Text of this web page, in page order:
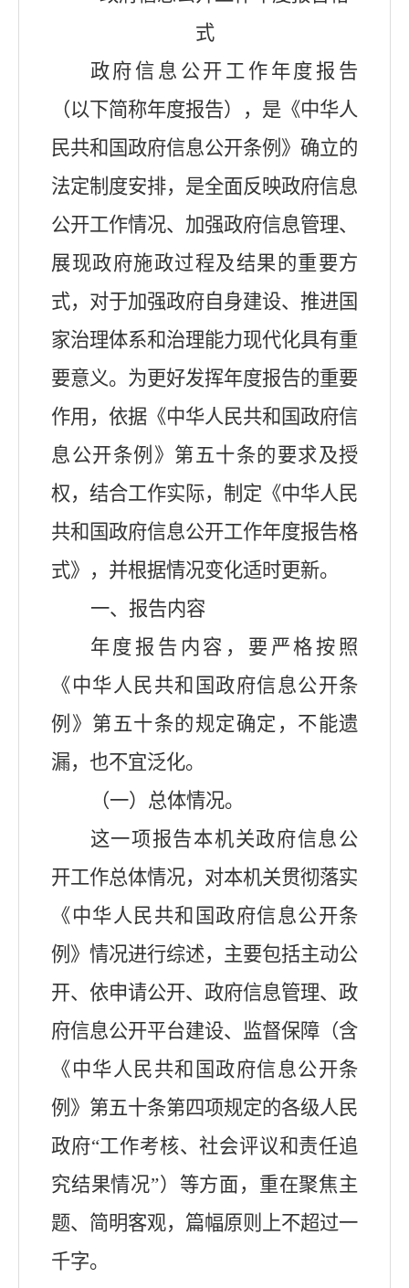
式
政府信息公开工作年度报告
（以下简称年度报告），是《中华人
民共和国政府信息公开条例》确立的
法定制度安排，是全面反映政府信息
公开工作情况、加强政府信息管理、
展现政府施政过程及结果的重要方
式，对于加强政府自身建设、推进国
家治理体系和治理能力现代化具有重
要意义。为更好发挥年度报告的重要
作用，依据《中华人民共和国政府信
息公开条例》第五十条的要求及授
权，结合工作实际，制定《中华人民
共和国政府信息公开工作年度报告格
式》，并根据情况变化适时更新。
一、报告内容
年度报告内容，要严格按照
《中华人民共和国政府信息公开条
例》第五十条的规定确定，不能遗
漏，也不宜泛化。
（一）总体情况。
这一项报告本机关政府信息公
开工作总体情况，对本机关贯彻落实
《中华人民共和国政府信息公开条
例》情况进行综述，主要包括主动公
开、依申请公开、政府信息管理、政
府信息公开平台建设、监督保障（含
《中华人民共和国政府信息公开条
例》第五十条第四项规定的各级人民
政府“工作考核、社会评议和责任追
究结果情况”）等方面，重在聚焦主
题、简明客观，篇幅原则上不超过一
千字。